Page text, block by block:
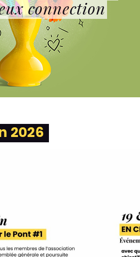
connection
2026